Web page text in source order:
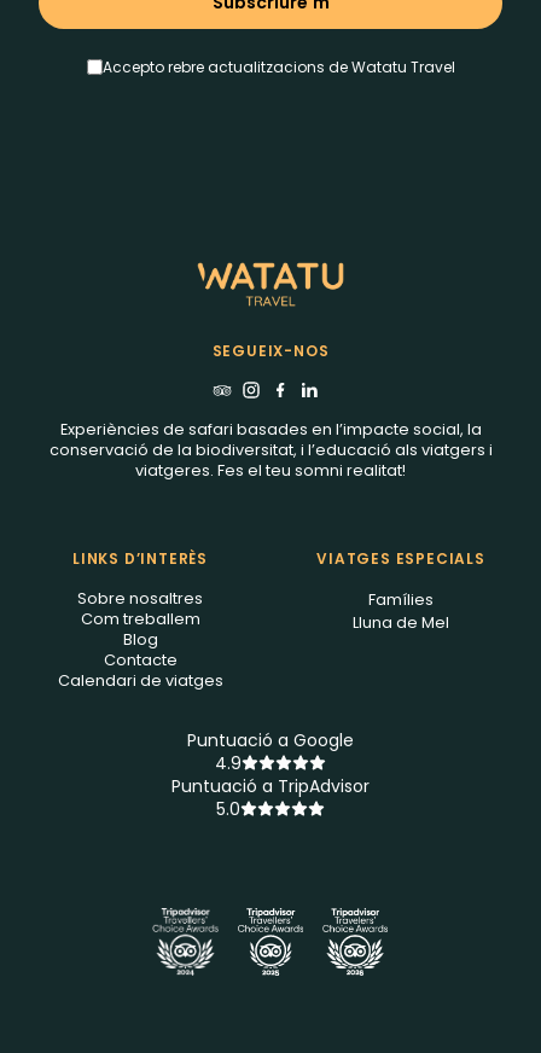
Accepto rebre actualitzacions de Watatu Travel
SEGUEIX-NOS
Experiències de safari basades en l’impacte social, la
conservació de la biodiversitat, i l’educació als viatgers i
viatgeres. Fes el teu somni realitat!
LINKS D’INTERÈS
Sobre nosaltres
Com treballem
Blog
Contacte
Calendari de viatges
VIATGES ESPECIALS
Famílies
Lluna de Mel
Puntuació a Google
4.9
Puntuació a TripAdvisor
5.0